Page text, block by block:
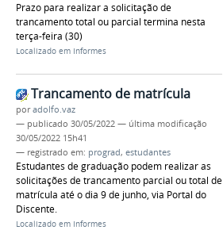
Prazo para realizar a solicitação de
trancamento total ou parcial termina nesta
terça-feira (30)
Localizado em Informes
Trancamento de matrícula
poradolfo.vaz
— publicado 30/05/2022 — última modificação
30/05/2022 15h41
— registrado em: prograd, estudantes
Estudantes de graduação podem realizar as
solicitações de trancamento parcial ou total de
matrícula até o dia 9 de junho, via Portal do
Discente.
Localizado em Informes